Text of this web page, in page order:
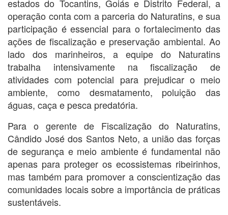
estados do Tocantins, Goiás e Distrito Federal, a
operação conta com a parceria do Naturatins, e sua
participação é essencial para o fortalecimento das
ações de fiscalização e preservação ambiental. Ao
lado dos marinheiros, a equipe do Naturatins
trabalha intensivamente na fiscalização de
atividades com potencial para prejudicar o meio
ambiente, como desmatamento, poluição das
águas, caça e pesca predatória.
Para o gerente de Fiscalização do Naturatins,
Cândido José dos Santos Neto, a união das forças
de segurança e meio ambiente é fundamental não
apenas para proteger os ecossistemas ribeirinhos,
mas também para promover a conscientização das
comunidades locais sobre a importância de práticas
sustentáveis.